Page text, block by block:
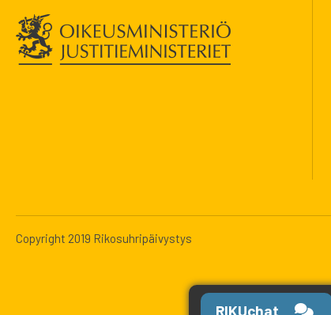
RIKUchat
Copyright 2019 Rikosuhripäivystys